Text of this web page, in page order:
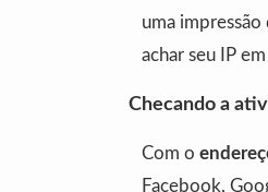
uma
achar seu IP
Checando a
Com o
Facebook,